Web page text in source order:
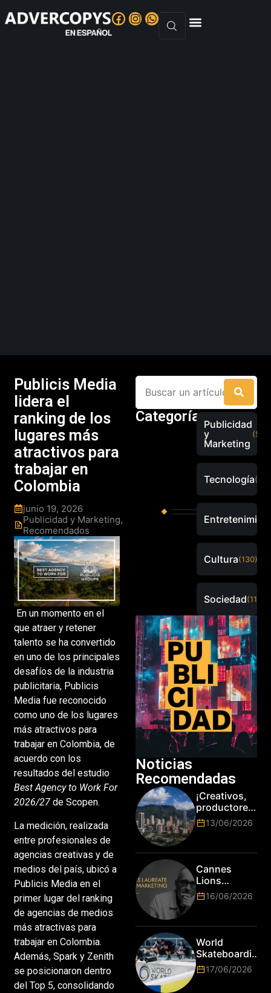
Publicis Media
lidera el
ranking de los
lugares más
atractivos para
trabajar en
Colombia
junio 19, 2026
Publicidad y Marketing,
Recomendados
En un momento en el
que atraer y retener
talento se ha convertido
en uno de los principales
desafíos de la industria
publicitaria, Publicis
Media fue reconocido
como uno de los lugares
más atractivos para
trabajar en Colombia, de
acuerdo con los
resultados del estudio
Best Agency to Work For
2026/27 de Scopen.
La medición, realizada
entre profesionales de
agencias creativas y de
medios del país, ubicó a
Publicis Media en el
primer lugar del ranking
de agencias de medios
más atractivas para
trabajar en Colombia.
Además, Spark y Zenith
se posicionaron dentro
del Top 5, consolidando
CategoríasPublicidad
y
Marketing
Tecnología
Cultura(130)
Sociedad(115)
Noticias
Recomendadas
¡Creativos,
productores
y cracks de
la tecnología
es hora de
subir de
nivel! Las
marcas más
top del
13/06/2026
Cannes
Lions
anuncia a
Jim Stengel
primer Lions
Laureate for
Marketing
16/06/2026
World
Skateboarding
Tour:
¡Resultados
17/06/2026